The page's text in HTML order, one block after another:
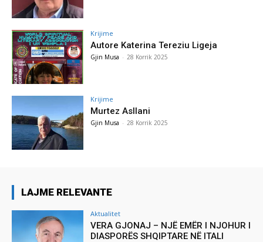
Krijime
Autore Katerina Tereziu Ligeja
Gjin Musa - 28 Korrik 2025
Krijime
Murtez Asllani
Gjin Musa - 28 Korrik 2025
LAJME RELEVANTE
Aktualitet
VERA GJONAJ – NJË EMËR I NJOHUR I
DIASPORËS SHQIPTARE NË ITALI